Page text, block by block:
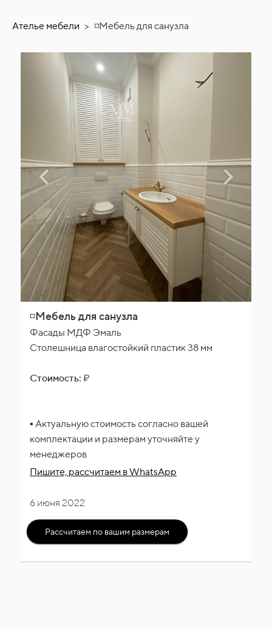
Ателье мебели > ◽Мебель для санузла
◽Мебель для санузла
Фасады МДФ Эмаль
Столешница влагостойкий пластик 38 мм
Стоимость: ₽
▪️ Актуальную стоимость согласно вашей
комплектации и размерам уточняйте у
менеджеров
Пишите, рассчитаем в WhatsApp
6 июня 2022
Рассчитаем по вашим размерам